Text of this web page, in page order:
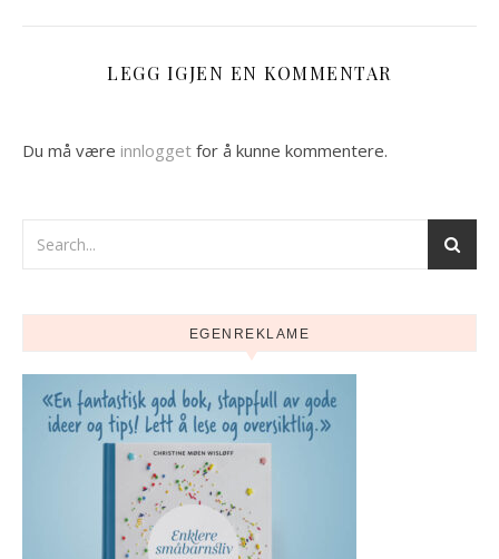
LEGG IGJEN EN KOMMENTAR
Du må være innlogget for å kunne kommentere.
EGENREKLAME